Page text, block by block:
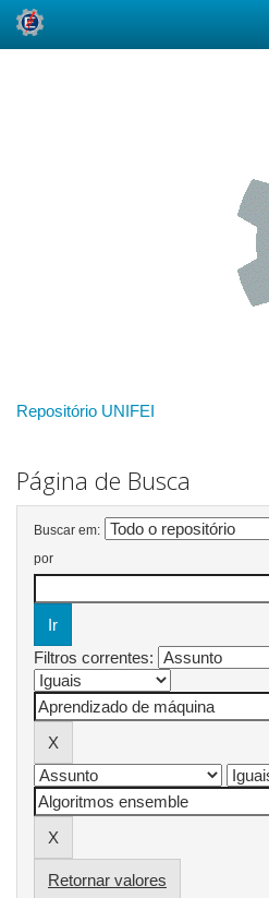
Repositório UNIFEI
Página de Busca
Buscar em:
por
Filtros correntes:
Retornar valores